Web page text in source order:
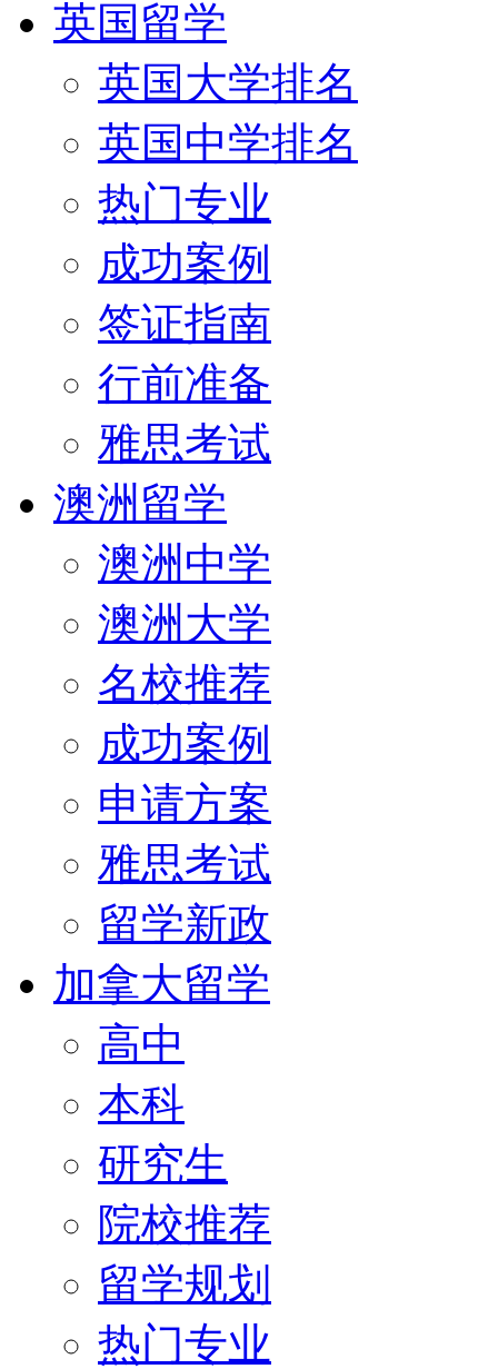
英国留学
英国大学排名
英国中学排名
热门专业
成功案例
签证指南
行前准备
雅思考试
澳洲留学
澳洲中学
澳洲大学
名校推荐
成功案例
申请方案
雅思考试
留学新政
加拿大留学
高中
本科
研究生
院校推荐
留学规划
热门专业